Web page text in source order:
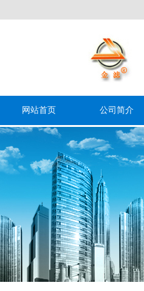
网站首页 公司简介